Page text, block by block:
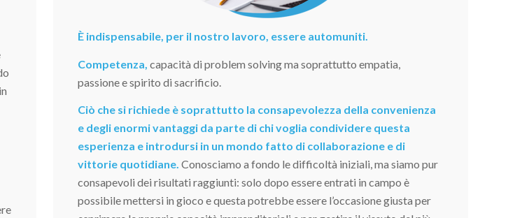
È indispensabile, per il nostro lavoro, essere automuniti.
Competenza,capacità di problem solving ma soprattutto empatia,
passione e spirito di sacrificio.
Ciò che si richiede è soprattutto la consapevolezza della convenienza
e degli enormi vantaggi da parte di chi voglia condividere questa
esperienza e introdursi in un mondo fatto di collaborazione e di
vittorie quotidiane. Conosciamo a fondo le difficoltà iniziali, ma siamo pur
consapevoli dei risultati raggiunti: solo dopo essere entrati in campo è
possibile mettersi in gioco e questa potrebbe essere l’occasione giusta per